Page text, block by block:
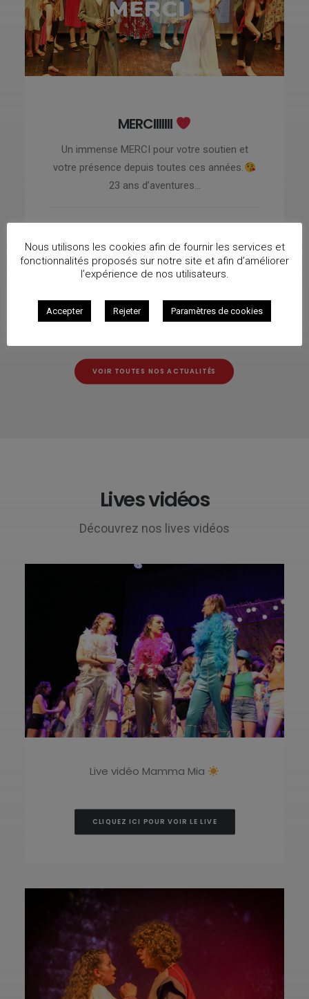
MERCIIIIIII
Un immense MERCI pour votre soutien et
votre présence depuis toutes ces années.
23 ans d’aventures…
7 juin 2023
VOIR TOUTES NOS ACTUALITÉS
Lives vidéos
Découvrez nos lives vidéos
Live vidéo Mamma Mia
CLIQUEZ ICI POUR VOIR LE LIVE
Nous utilisons les cookies afin de fournir les services et
fonctionnalités proposés sur notre site et afin d’améliorer
l’expérience de nos utilisateurs.
Accepter Rejeter Paramètres de cookies